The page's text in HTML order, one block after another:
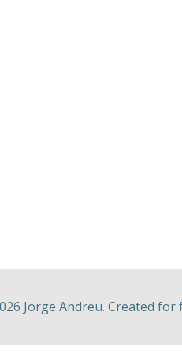
Jorge Andreu. Created